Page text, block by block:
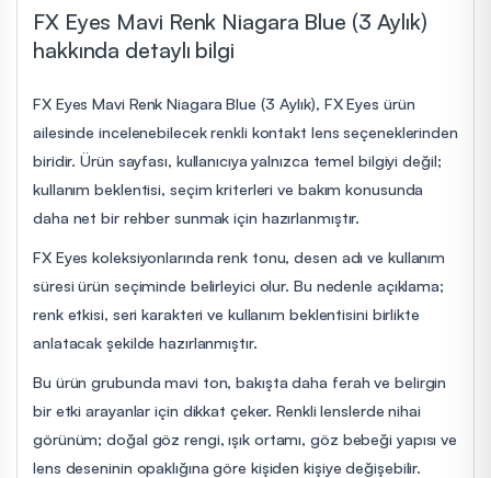
FX Eyes Mavi Renk Niagara Blue (3 Aylık)
hakkında detaylı bilgi
FX Eyes Mavi Renk Niagara Blue (3 Aylık), FX Eyes ürün
ailesinde incelenebilecek renkli kontakt lens seçeneklerinden
biridir. Ürün sayfası, kullanıcıya yalnızca temel bilgiyi değil;
kullanım beklentisi, seçim kriterleri ve bakım konusunda
daha net bir rehber sunmak için hazırlanmıştır.
FX Eyes koleksiyonlarında renk tonu, desen adı ve kullanım
süresi ürün seçiminde belirleyici olur. Bu nedenle açıklama;
renk etkisi, seri karakteri ve kullanım beklentisini birlikte
anlatacak şekilde hazırlanmıştır.
Bu ürün grubunda mavi ton, bakışta daha ferah ve belirgin
bir etki arayanlar için dikkat çeker. Renkli lenslerde nihai
görünüm; doğal göz rengi, ışık ortamı, göz bebeği yapısı ve
lens deseninin opaklığına göre kişiden kişiye değişebilir.